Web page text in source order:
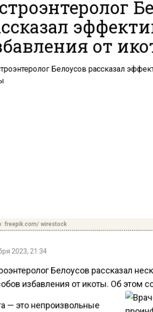
от
freepik.com/ wirestock
2023, 21:34
Белоусов рассказал
избавления от икоты. Об этом
— это непроизвольные